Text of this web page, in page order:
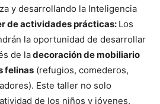
y desarrollando la Inteligencia
de actividades prácticas: Los
la oportunidad de desarrollar
de ladecoración de mobiliario
felinas (refugios, comederos,
Este taller no solo
de los niños y jóvenes,